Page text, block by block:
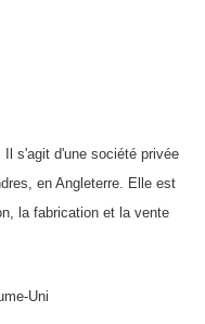
s'agit d'une société privée
en Angleterre. Elle est
la fabrication et la vente
Uni